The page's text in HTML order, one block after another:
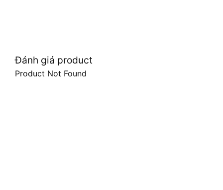
Đánh giá product
Product Not Found